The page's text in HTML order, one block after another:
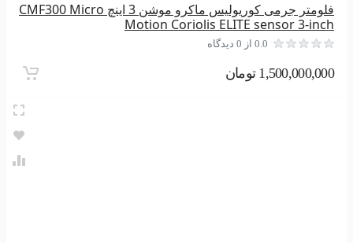
فلومتر جرمی کوریولیس ماکرو موشن 3 اینچ CMF300 Micro
Motion Coriolis ELITE sensor 3-inch
0.0 از 0 دیدگاه
1,500,000,000 تومان